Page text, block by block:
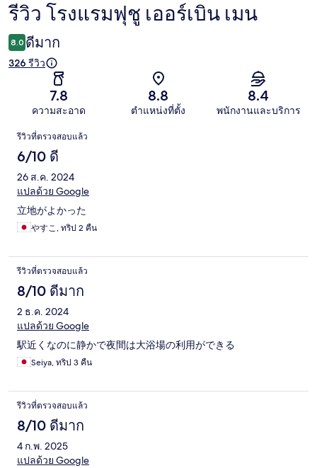
รีวิว
รีวิว โรงแรมฟุชู เออร์เบิน เมน
8.0 ดีมาก
326 รีวิว
7.8
ความสะอาด
8.8
ตำแหน่งที่ตั้ง
8.4
พนักงานและบริการ
รีวิว
รีวิวที่ตรวจสอบแล้ว
6/10 ดี
26 ส.ค. 2024
แปลด้วย Google
立地がよかった
やすこ, ทริป 2 คืน
รีวิวที่ตรวจสอบแล้ว
8/10 ดีมาก
2 ธ.ค. 2024
แปลด้วย Google
駅近くなのに静かで夜間は大浴場の利用ができる
Seiya, ทริป 3 คืน
รีวิวที่ตรวจสอบแล้ว
8/10 ดีมาก
4 ก.พ. 2025
แปลด้วย Google